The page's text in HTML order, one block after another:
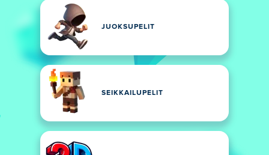
JUOKSUPELIT
SEIKKAILUPELIT